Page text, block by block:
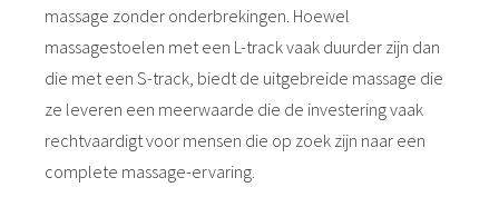
massage zonder onderbrekingen. Hoewel
massagestoelen met een L-track vaak duurder zijn dan
die met een S-track, biedt de uitgebreide massage die
ze leveren een meerwaarde die de investering vaak
rechtvaardigt voor mensen die op zoek zijn naar een
complete massage-ervaring.